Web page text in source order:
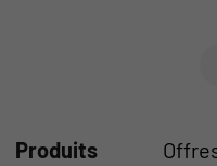
Produits